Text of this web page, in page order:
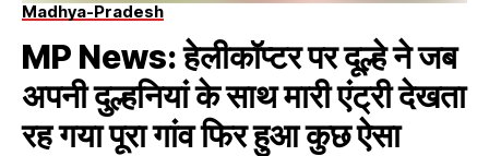
Madhya-Pradesh
MP News: हेलीकॉप्टर पर दूल्हे ने जब
अपनी दुल्हनियां के साथ मारी एंट्री देखता
रह गया पूरा गांव फिर हुआ कुछ ऐसा